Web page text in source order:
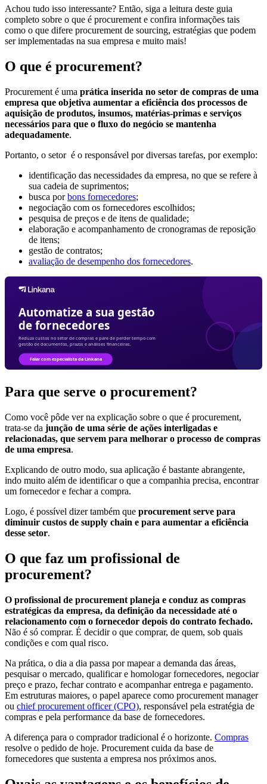
Achou tudo isso interessante? Então, siga a leitura deste guia
completo sobre o que é procurement e confira informações tais
como o que difere procurement de sourcing, estratégias que podem
ser implementadas na sua empresa e muito mais!
O que é procurement?
Procurement é uma prática inserida no setor de compras de uma
empresa que objetiva aumentar a eficiência dos processos de
aquisição de produtos, insumos, matérias-primas e serviços
necessários para que o fluxo do negócio se mantenha
adequadamente.
Portanto, o setor é o responsável por diversas tarefas, por exemplo:
identificação das necessidades da empresa, no que se refere à
sua cadeia de suprimentos;
busca porbons fornecedores;
negociação com os fornecedores escolhidos;
pesquisa de preços e de itens de qualidade;
elaboração e acompanhamento de cronogramas de reposição
de itens;
gestão de contratos;
avaliação de desempenho dos fornecedores.
Para que serve o procurement?
Como você pôde ver na explicação sobre o que é procurement,
trata-se da junção de uma série de ações interligadas e
relacionadas, que servem para melhorar o processo de compras
de uma empresa.
Explicando de outro modo, sua aplicação é bastante abrangente,
indo muito além de identificar o que a companhia precisa, encontrar
um fornecedor e fechar a compra.
Logo, é possível dizer também que procurement serve para
diminuir custos de supply chain e para aumentar a eficiência
desse setor.
O que faz um profissional de
procurement?
O profissional de procurement planeja e conduz as compras
estratégicas da empresa, da definição da necessidade até o
relacionamento com o fornecedor depois do contrato fechado.
Não é só comprar. É decidir o que comprar, de quem, sob quais
condições e com qual risco.
Na prática, o dia a dia passa por mapear a demanda das áreas,
pesquisar o mercado, qualificar e homologar fornecedores, negociar
preço e prazo, fechar contrato e acompanhar entrega e pagamento.
Em estruturas maiores, o papel aparece como procurement manager
ou chief procurement officer (CPO), responsável pela estratégia de
compras e pela performance da base de fornecedores.
A diferença para o comprador tradicional é o horizonte. Compras
resolve o pedido de hoje. Procurement cuida da base de
fornecedores que sustenta a empresa nos próximos anos.